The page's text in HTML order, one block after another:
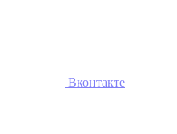
Вконтакте